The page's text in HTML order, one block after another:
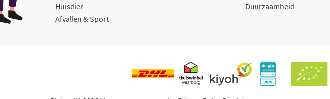
Huisdier
Afvallen & Sport
Duurzaamheid